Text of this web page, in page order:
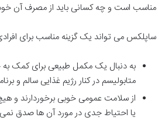
مناسب است و چه کسانی باید از مصرف آن
ساپلکس می تواند یک گزینه مناسب برای
به دنبال یک مکمل طبیعی برای کمک
متابولیسم در کنار رژیم غذایی سالم و
از سلامت عمومی خوبی برخوردارند و
یا احتیاط جدی در مورد آن ها صدق